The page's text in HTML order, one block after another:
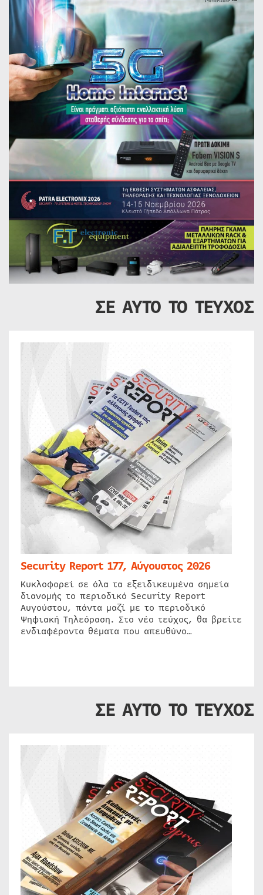
ΣΕ ΑΥΤΟ ΤΟ ΤΕΥΧΟΣ
Security Report 177, Αύγουστος 2026
Κυκλοφορεί σε όλα τα εξειδικευμένα σημεία
διανομής το περιοδικό Security Report
Αυγούστου, πάντα μαζί με το περιοδικό
Ψηφιακή Τηλεόραση. Στο νέο τεύχος, θα βρείτε
ενδιαφέροντα θέματα που απευθύνο…
ΣΕ ΑΥΤΟ ΤΟ ΤΕΥΧΟΣ